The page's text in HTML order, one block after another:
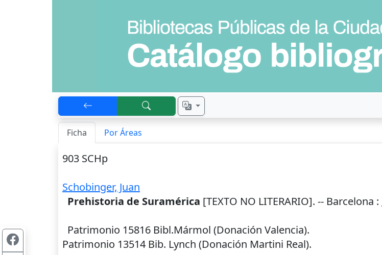
Ficha Por Áreas
903 SCHp
Schobinger, Juan
Prehistoria de Suramérica [TEXTO NO LITERARIO]. -- Barcelona :
Patrimonio 15816 Bibl.Mármol (Donación Valencia).
Patrimonio 13514 Bib. Lynch (Donación Martini Real).